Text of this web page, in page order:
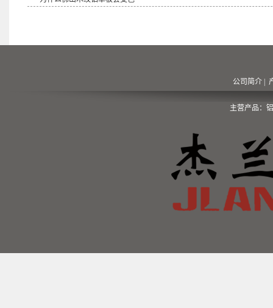
公司简介
主营产品：